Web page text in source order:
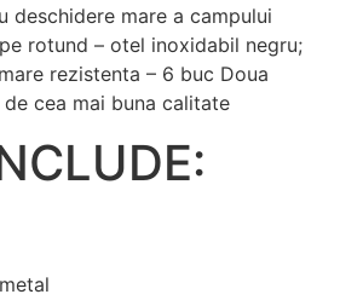
deschidere mare a campului
rotund – otel inoxidabil negru;
rezistenta – 6 buc Doua
cea mai buna calitate